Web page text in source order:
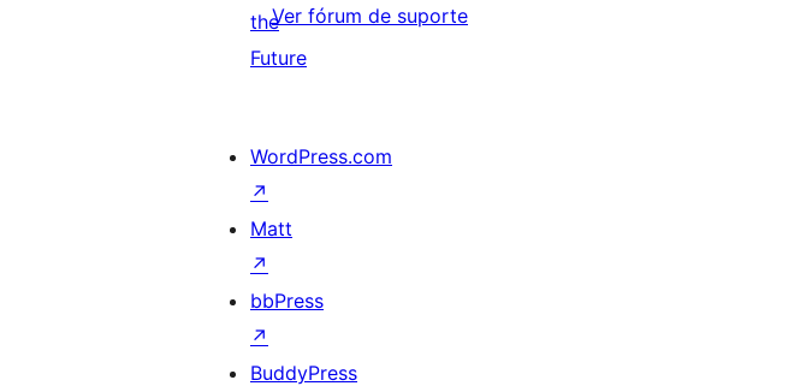
Ver fórum de suporte
the
Future
WordPress.com
↗
Matt
↗
bbPress
↗
BuddyPress